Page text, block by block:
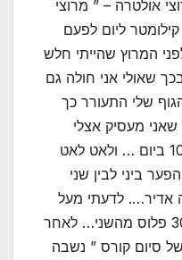
אולטרה – ” מרוצי
ליום לפעם
המרוץ שהייתי חלש
שאולי אני חולה גם
… אבל שהגוף שלי התעורר כך
מעסיק אצלי
כפרילאנסר…. לא רציתי רק 100 ביום … ולאט לאט
ביני לבין שני
אדיר…. לדעתי מעל
ל50 + מהראשון ובסביבות ה30 פלוס מהשני… לאחר
” רוח של סיום קורס ” נשבה